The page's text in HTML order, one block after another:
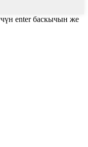
enter баскычын же